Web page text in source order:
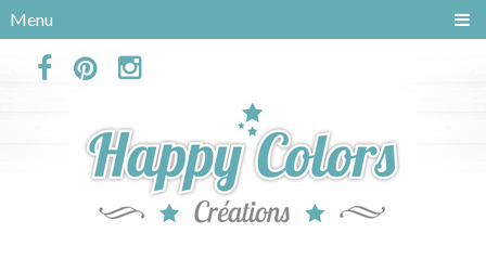
Menu
Panneau de gestion des cookies